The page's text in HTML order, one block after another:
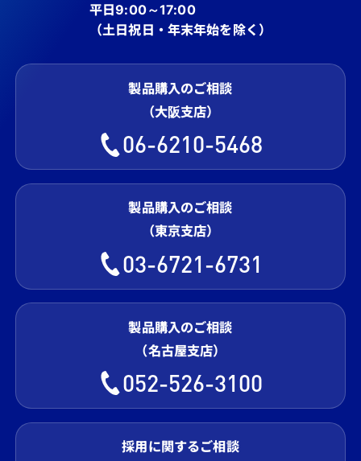
平日9:00～17:00
（土日祝日・年末年始を除く）
製品購入のご相談
（大阪支店）
06-6210-5468
製品購入のご相談
（東京支店）
03-6721-6731
製品購入のご相談
（名古屋支店）
052-526-3100
採用に関するご相談